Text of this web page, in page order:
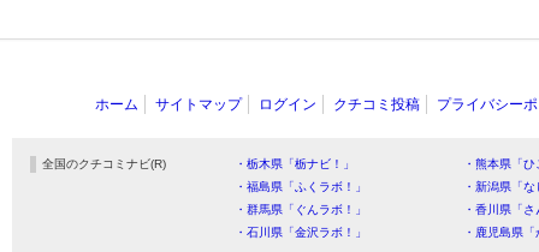
ホーム サイトマップ ログイン クチコミ投稿 プライバシー
全国のクチコミナビ(R) ・栃木県「栃ナビ！」
・熊本県「
・福島県「ふくラボ！」
・新潟県「
・群馬県「ぐんラボ！」
・香川県「
・石川県「金沢ラボ！」
・鹿児島県